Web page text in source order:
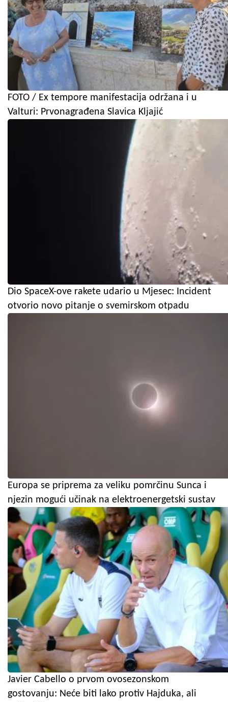
FOTO / Ex tempore manifestacija održana i u
Valturi: Prvonagrađena Slavica Kljajić
Dio SpaceX-ove rakete udario u Mjesec: Incident
otvorio novo pitanje o svemirskom otpadu
Europa se priprema za veliku pomrčinu Sunca i
njezin mogući učinak na elektroenergetski sustav
Javier Cabello o prvom ovosezonskom
gostovanju: Neće biti lako protiv Hajduka, ali